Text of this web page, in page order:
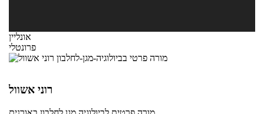
אונליין
פרונטלי
רוני אשוול